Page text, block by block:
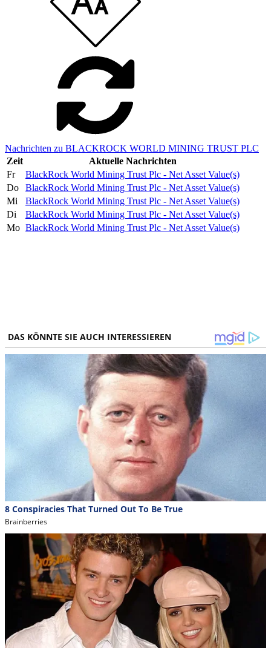
Nachrichten zu BLACKROCK WORLD MINING TRUST PLC
Zeit
Aktuelle Nachrichten
Fr
BlackRock World Mining Trust Plc - Net Asset Value(s)
Do
BlackRock World Mining Trust Plc - Net Asset Value(s)
Mi
BlackRock World Mining Trust Plc - Net Asset Value(s)
Di
BlackRock World Mining Trust Plc - Net Asset Value(s)
Mo BlackRock World Mining Trust Plc - Net Asset Value(s)